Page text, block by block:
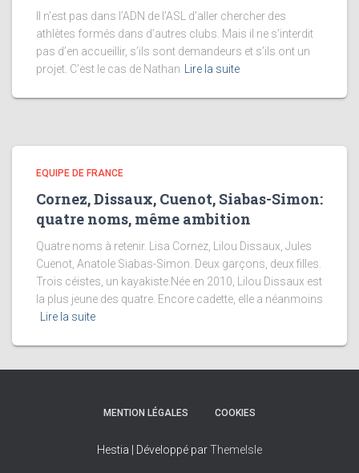
Il n’est pas dans l’ADN de l’ASL d’aller chercher des
athlètes formés dans d’autres clubs. Mais il ne s’interdit
pas d’en accueillir, s’ils sont demandeurs et s’ils ont un
projet. C’est le cas de Nathan Lire la suite
EQUIPE DE FRANCE
Cornez, Dissaux, Cuenot, Siabas-Simon:
quatre noms, même ambition
Quatre noms à retenir. Lisa Cornez, Lilou Dissaux, Jules
Cuenot, Anatole Siabas-Simon. Deux garçons, deux filles.
Trois céistes, un kayakiste.Née en 2010, Lilou Dissaux est
la plus jeune des quatre. Encore cadette, elle a néanmoins
Lire la suite
MENTION LÉGALES COOKIES
Hestia | Développé parThemeIsle